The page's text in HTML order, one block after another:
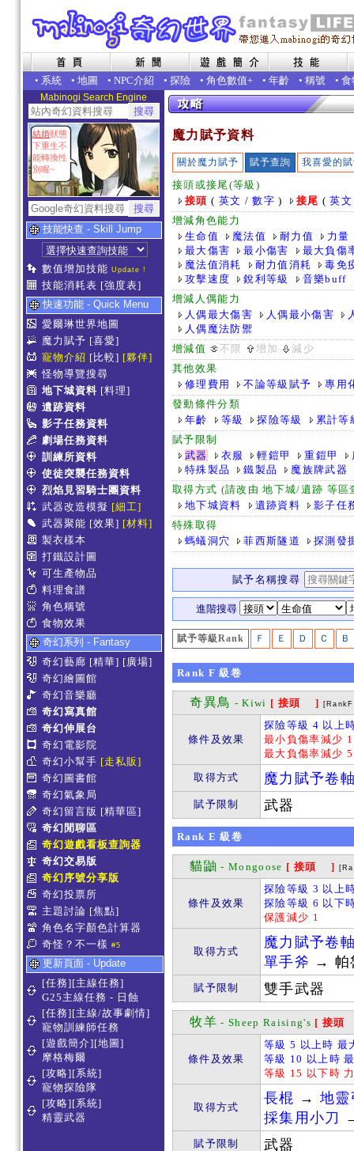
• 系統 • 地圖 • NPC介紹 • 探險 • 角色數值+ • 年齡 • 稱號 • 食
Mabinogi Search Engine
結婚狀態
下重生不
能轉換性
別喔~
技能快查 - Skill Jump
數值增加技能 Update !
技能消耗表 [強度表]
快速功能 - Quick Menu
愛爾琳世界地圖
魔力賦予 [喜愛]
寵物介紹 [比較] [夥伴]
怪物導覽搜尋
地下城資料 [料理]
遺跡資料
影子任務資料
劇場任務資料
訓練所資料
使徒突襲任務資料
烈焰見習騎士團資料
武器改造模擬 [細工]
武器聚能 [效果] [材料]
製衣樣本
打鐵設計圖
可生產物品
料理食譜
角色稱號
食物效果
奇幻系列 - Fantasy
奇幻藝廊 [精華] [廣場]
奇幻繪圖館
奇幻音樂廳
奇幻寫真館
奇幻伸展台
奇幻電影院
奇幻小幫手 [走私販]
奇幻圖書館
奇幻氣象局
奇幻留言版 [精華區]
奇幻閒聊區
奇幻遊戲看板查詢器
奇幻交易版
奇幻序號分享版
奇幻投票所
主題討論 [焦點]
角色名字顏色計算器
奇怪？不一樣 #5
更新頁面 - Update
[任務][主線任務]
G25主線任務 - 日蝕
[任務][主線/故事劇情]
寵物訓練師任務
[遊戲簡介][地圖]
摩格梅爾
[攻略][系統]
寵物探險隊
[攻略][系統]
精靈武器
魔力賦予資料
關於魔力賦予 賦予查詢 我喜愛的
接頭或接尾(等級)
接頭 ( 英文 /數字 ) 接尾 (英文
增減角色能力
生命值
魔法值 耐力值
力量
最大傷害
最小傷害
最大負傷
魔法值消耗
耐力值消耗
毒免
攻擊速度
銳利等級
音樂buff
增減人偶能力
人偶最大傷害
人偶最小傷害
人偶魔法防禦
增減值
不限 增加
減少
其他效果
修理費用
不論等級賦予
專用
發動條件分類
年齡
等級 探險等級
累計等
賦予限制
武器
衣服 輕鎧甲 重鎧甲
特殊製品
鐵製品
魔族牌武器
取得方式 (請改由 地下城/遺跡 等區
地下城資料
遺跡資料
影子任
特殊取得
螞蟻洞穴
菲西斯隧道 探測發
賦予名稱搜尋
進階搜尋
賦予等級Rank Ｆ Ｅ Ｄ Ｃ Ｂ
Rank F 級卷
奇異鳥 - Kiwi [ 接頭 ]
條件及效果
探險等級 4 以上
最小負傷率減少 1
最大負傷率減少 5
取得方式
魔力賦予卷
賦予限制 武器
Rank E 級卷
貓鼬 - Mongoose [ 接頭 ]
條件及效果
探險等級 3 以上
探險等級 6 以下
保護減少 1
取得方式
魔力賦予卷
單手斧 → 帕
賦予限制 雙手武器
牧羊 - Sheep Raising's [ 接
條件及效果
等級 5 以上時 最
等級 10 以上時
等級 15 以下時
取得方式
長棍 → 地靈
採集用小刀
賦予限制 武器